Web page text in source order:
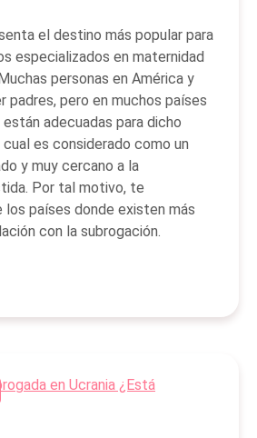
el destino más popular para
especializados en maternidad
personas en América y
padres, pero en muchos países
adecuadas para dicho
es considerado como un
y muy cercano a la
Por tal motivo, te
los países donde existen más
con la subrogación.